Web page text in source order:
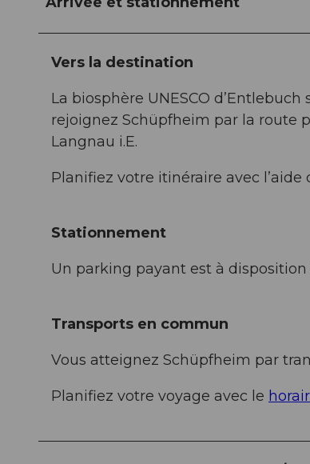
Vers la destination
La biosphère UNESCO
rejoignez Schüpfheim par la route
Langnau i.E.
Planifiez votre itinéraire avec l’aide
Stationnement
Un parking payant est à
Transports en commun
Vous atteignez Schüpfheim par
Planifiez votre voyage avec le